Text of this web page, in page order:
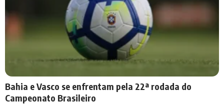
Bahia e Vasco se enfrentam pela 22ª rodada do
Campeonato Brasileiro